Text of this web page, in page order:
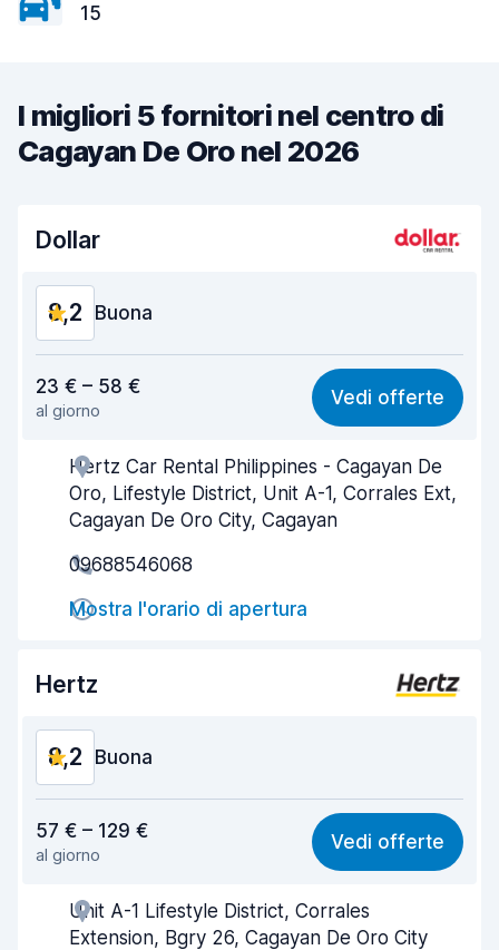
15
I migliori 5 fornitori nel centro di
Cagayan De Oro nel 2026
Dollar
8,2 Buona
8,2
Facile da trovare 8,2
Gentilezza degli agenti 8,4
Rapidità del ritiro
Rapidità della riconsegna
Pulizia del veicolo
23 € – 58 €
al giorno
Vedi offerte
Hertz Car Rental Philippines - Cagayan De
Oro, Lifestyle District, Unit A-1, Corrales Ext,
Cagayan De Oro City, Cagayan
09688546068
Mostra l'orario di apertura
Hertz
8,2 Buona
8,1
Facile da trovare 8,2
Gentilezza degli agenti
57 € – 129 €
al giorno
Vedi offerte
Unit A-1 Lifestyle District, Corrales
Extension, Bgry 26, Cagayan De Oro City